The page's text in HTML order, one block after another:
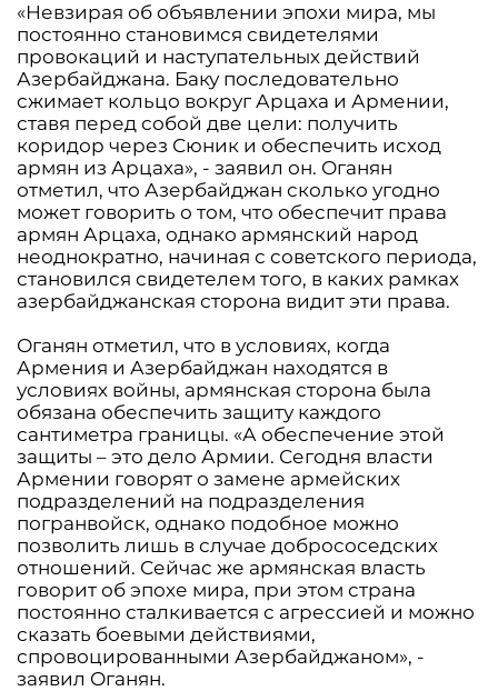
«Невзирая об объявлении эпохи мира, мы
постоянно становимся свидетелями
провокаций и наступательных действий
Азербайджана. Баку последовательно
сжимает кольцо вокруг Арцаха и Армении,
ставя перед собой две цели: получить
коридор через Сюник и обеспечить исход
армян из Арцаха», - заявил он. Оганян
отметил, что Азербайджан сколько угодно
может говорить о том, что обеспечит права
армян Арцаха, однако армянский народ
неоднократно, начиная с советского периода,
становился свидетелем того, в каких рамках
азербайджанская сторона видит эти права.
Оганян отметил, что в условиях, когда
Армения и Азербайджан находятся в
условиях войны, армянская сторона была
обязана обеспечить защиту каждого
сантиметра границы. «А обеспечение этой
защиты – это дело Армии. Сегодня власти
Армении говорят о замене армейских
подразделений на подразделения
погранвойск, однако подобное можно
позволить лишь в случае добрососедских
отношений. Сейчас же армянская власть
говорит об эпохе мира, при этом страна
постоянно сталкивается с агрессией и можно
сказать боевыми действиями,
спровоцированными Азербайджаном», -
заявил Оганян.